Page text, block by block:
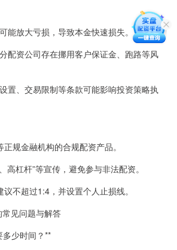
能放大亏损，导致本金快速损失。
配资公司存在挪用客户保证金、跑路等风
置、交易限制等条款可能影响投资策略执
规金融机构的合规配资产品。
高杠杆”等宣传，避免参与非法配资。
不超过1:4，并设置个人止损线。
见问题与解答
少时间？**